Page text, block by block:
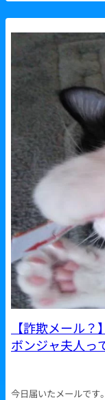
【詐欺メール
ボンジャ夫人っ
今日届いたメールで